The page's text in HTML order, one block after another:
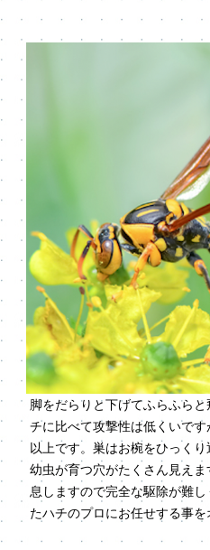
脚をだらりと下げてふらふら
チに比べて攻撃性は低くいで
以上です。巣はお椀をひっくり
幼虫が育つ穴がたくさん見え
息しますので完全な駆除が難
たハチのプロにお任せする事を